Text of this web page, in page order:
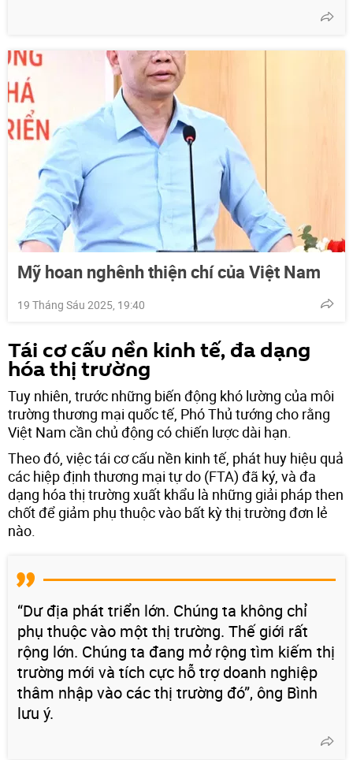
Mỹ hoan nghênh thiện chí của Việt Nam
19 Tháng Sáu 2025, 19:40
Tái cơ cấu nền kinh tế, đa dạng
hóa thị trường
Tuy nhiên, trước những biến động khó lường của môi
trường thương mại quốc tế, Phó Thủ tướng cho rằng
Việt Nam cần chủ động có chiến lược dài hạn.
Theo đó, việc tái cơ cấu nền kinh tế, phát huy hiệu quả
các hiệp định thương mại tự do (FTA) đã ký, và đa
dạng hóa thị trường xuất khẩu là những giải pháp then
chốt để giảm phụ thuộc vào bất kỳ thị trường đơn lẻ
nào.
“Dư địa phát triển lớn. Chúng ta không chỉ
phụ thuộc vào một thị trường. Thế giới rất
rộng lớn. Chúng ta đang mở rộng tìm kiếm thị
trường mới và tích cực hỗ trợ doanh nghiệp
thâm nhập vào các thị trường đó”, ông Bình
lưu ý.